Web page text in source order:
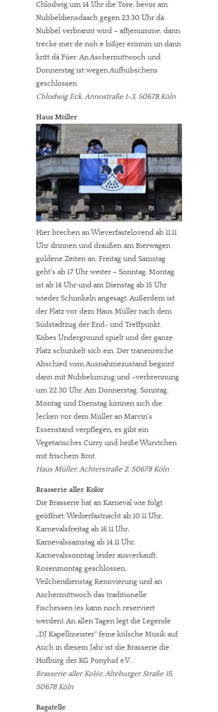
Chlodwig um 14 Uhr die Tore, bevor am
Nubbeldiensdaach gegen 23.30 Uhr dä
Nubbel verbrannt wird – affjenumme, dann
trecke mer de noh e bißjer erömm un dann
kritt dä Füer. An Aschermittwoch und
Donnerstag ist wegen Aufhübschens
geschlossen.
Chlodwig Eck, Annostraße 1-3, 50678 Köln
Haus Müller
Hier brechen an Wieverfastelovend ab 11:11
Uhr drinnen und draußen am Bierwagen
goldene Zeiten an. Freitag und Samstag
geht’s ab 17 Uhr weiter – Sonntag, Montag
ist ab 14 Uhr und am Dienstag ab 15 Uhr
wieder Schunkeln angesagt. Außerdem ist
der Platz vor dem Haus Müller nach dem
Südstadtzug der End- und Treffpunkt.
Köbes Underground spielt und der ganze
Platz schunkelt sich ein. Der tränenreiche
Abschied vom Ausnahmezustand beginnt
dann mit Nubbelumzug und –verbrennung
um 22.30 Uhr. Am Donnerstag, Sonntag,
Montag und Dienstag können sich die
Jecken vor dem Müller an Marvin‘s
Essenstand verpflegen, es gibt ein
Vegetarisches Curry und heiße Würstchen
mit frischem Brot.
Haus Müller, Achterstraße 2, 50678 Köln
Brasserie aller Kolör
Die Brasserie hat an Karneval wie folgt
geöffnet: Weiberfastnacht ab 10.11 Uhr,
Karnevalsfreitag ab 16.11 Uhr,
Karnevalssamstag ab 14.11 Uhr,
Karnevalssonntag leider ausverkauft,
Rosenmontag geschlossen,
Veilchendienstag Renovierung und an
Aschermittwoch das traditionelle
Fischessen (es kann noch reserviert
werden). An allen Tagen legt die Legende
„DJ Kapellmeister“ feine kölsche Musik auf.
Auch in diesem Jahr ist die Brasserie die
Hofburg der KG Ponyhof e.V. .
Brasserie aller Kolör, Alteburger Straße 15,
50678 Köln
Bagatelle